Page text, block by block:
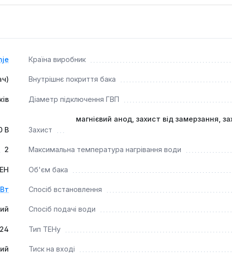
від перегріву, замерзання та роботи без води, що
вимагають надійного та безпечного джерела гарячої води
Країна виробник
Внутрішнє покриття бака
Діаметр підключення ГВП
В Захист
магнієвий анод, захист від замерзання,
2 Максимальна температура нагрівання води
Об'єм бака
Спосіб встановлення
Спосіб подачі води
Тип ТЕНу
Тиск на вході